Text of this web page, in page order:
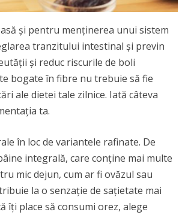
și pentru menținerea unui sistem
tranzitului intestinal și previn
și reduc riscurile de boli
bogate în fibre nu trebuie să fie
ale dietei tale zilnice. Iată câteva
ta.
în loc de variantele rafinate. De
integrală, care conține mai multe
mic dejun, cum ar fi ovăzul sau
la o senzație de sațietate mai
îți place să consumi orez, alege